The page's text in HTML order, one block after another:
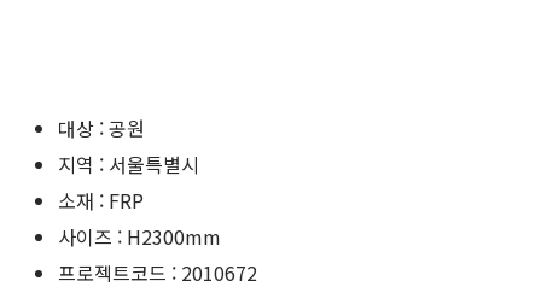
대상 : 공원
지역 : 서울특별시
소재 : FRP
사이즈 : H2300mm
프로젝트코드 : 2010672